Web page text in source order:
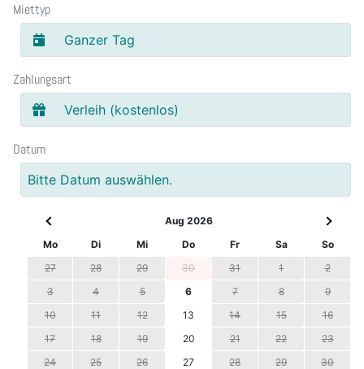
Miettyp
Ganzer Tag
Zahlungsart
Verleih (kostenlos)
Datum
Bitte Datum auswählen.
Aug 2026
Mo
Di Mi Do Fr Sa
So
27
28 29 30 31 1
2
3
4 5 6 7 8
9
10
11 12 13 14 15
16
17
18 19 20 21 22
23
24
25 26 27 28 29
30